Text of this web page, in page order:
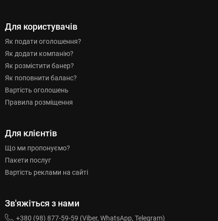
Для користувачів
Як подати оголошення?
Як додати компанію?
Як розмістити банер?
Як поповнити баланс?
Вартість оголошень
Правила розміщення
Для клієнтів
Що ми пропонуємо?
Пакети послуг
Вартість реклами на сайті
Зв'яжіться з нами
+380 (98) 877-59-59 (Viber, WhatsApp, Telegram)